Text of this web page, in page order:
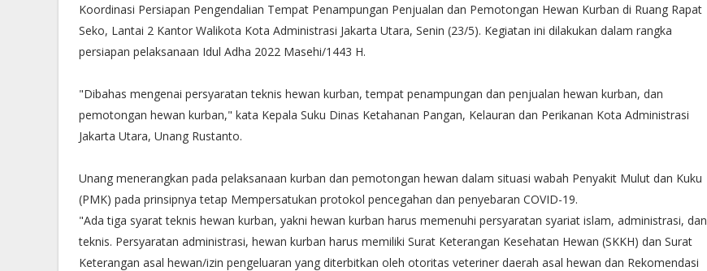
Koordinasi Persiapan Pengendalian Tempat Penampungan Penjualan dan Pemotongan Hewan Kurban di Ruang Rapat
Seko, Lantai 2 Kantor Walikota Kota Administrasi Jakarta Utara, Senin (23/5). Kegiatan ini dilakukan dalam rangka
persiapan pelaksanaan Idul Adha 2022 Masehi/1443 H.
"Dibahas mengenai persyaratan teknis hewan kurban, tempat penampungan dan penjualan hewan kurban, dan
pemotongan hewan kurban," kata Kepala Suku Dinas Ketahanan Pangan, Kelauran dan Perikanan Kota Administrasi
Jakarta Utara, Unang Rustanto.
Unang menerangkan pada pelaksanaan kurban dan pemotongan hewan dalam situasi wabah Penyakit Mulut dan Kuku
(PMK) pada prinsipnya tetap Mempersatukan protokol pencegahan dan penyebaran COVID-19.
"Ada tiga syarat teknis hewan kurban, yakni hewan kurban harus memenuhi persyaratan syariat islam, administrasi, dan
teknis. Persyaratan administrasi, hewan kurban harus memiliki Surat Keterangan Kesehatan Hewan (SKKH) dan Surat
Keterangan asal hewan/izin pengeluaran yang diterbitkan oleh otoritas veteriner daerah asal hewan dan Rekomendasi